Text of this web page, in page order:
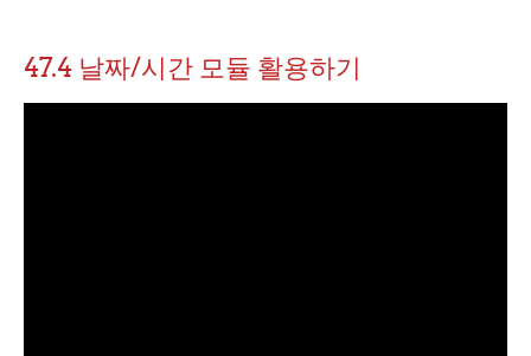
47.4 날짜/시간 모듈 활용하기